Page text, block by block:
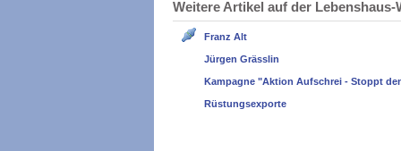
Weitere Artikel auf der
Franz Alt
Jürgen Grässlin
Kampagne "Aktion Aufschrei - Stoppt
Rüstungsexporte